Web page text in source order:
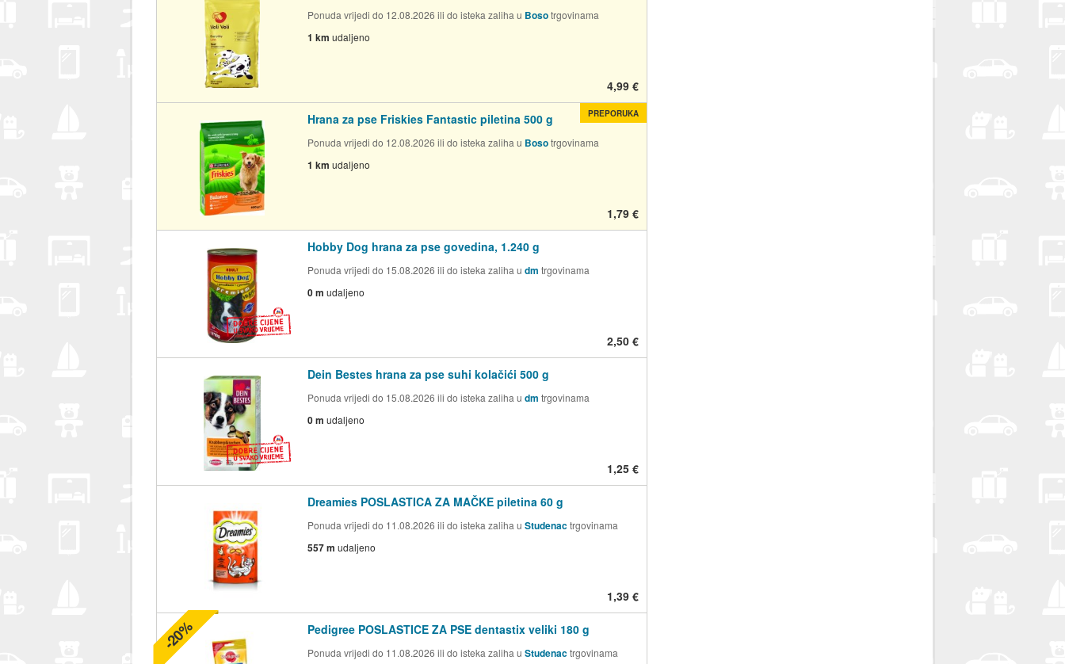
Ponuda vrijedi do 12.08.2026 ili do isteka zaliha u Bosotrgovinama
1 km udaljeno
4,99 €
Hrana za pse Friskies Fantastic piletina 500 g
Ponuda vrijedi do 12.08.2026 ili do isteka zaliha u Bosotrgovinama
1 km udaljeno
1,79 €
PREPORUKA
Hobby Dog hrana za pse govedina, 1.240 g
Ponuda vrijedi do 15.08.2026 ili do isteka zaliha u dm trgovinama
0 m udaljeno
2,50 €
Dein Bestes hrana za pse suhi kolačići 500 g
Ponuda vrijedi do 15.08.2026 ili do isteka zaliha u dm trgovinama
0 m udaljeno
1,25 €
Dreamies POSLASTICA ZA MAČKE piletina 60 g
Ponuda vrijedi do 11.08.2026 ili do isteka zaliha u Studenactrgovinama
557 m udaljeno
1,39 €
Pedigree POSLASTICE ZA PSE dentastix veliki 180 g
Ponuda vrijedi do 11.08.2026 ili do isteka zaliha u Studenactrgovinama
-20%